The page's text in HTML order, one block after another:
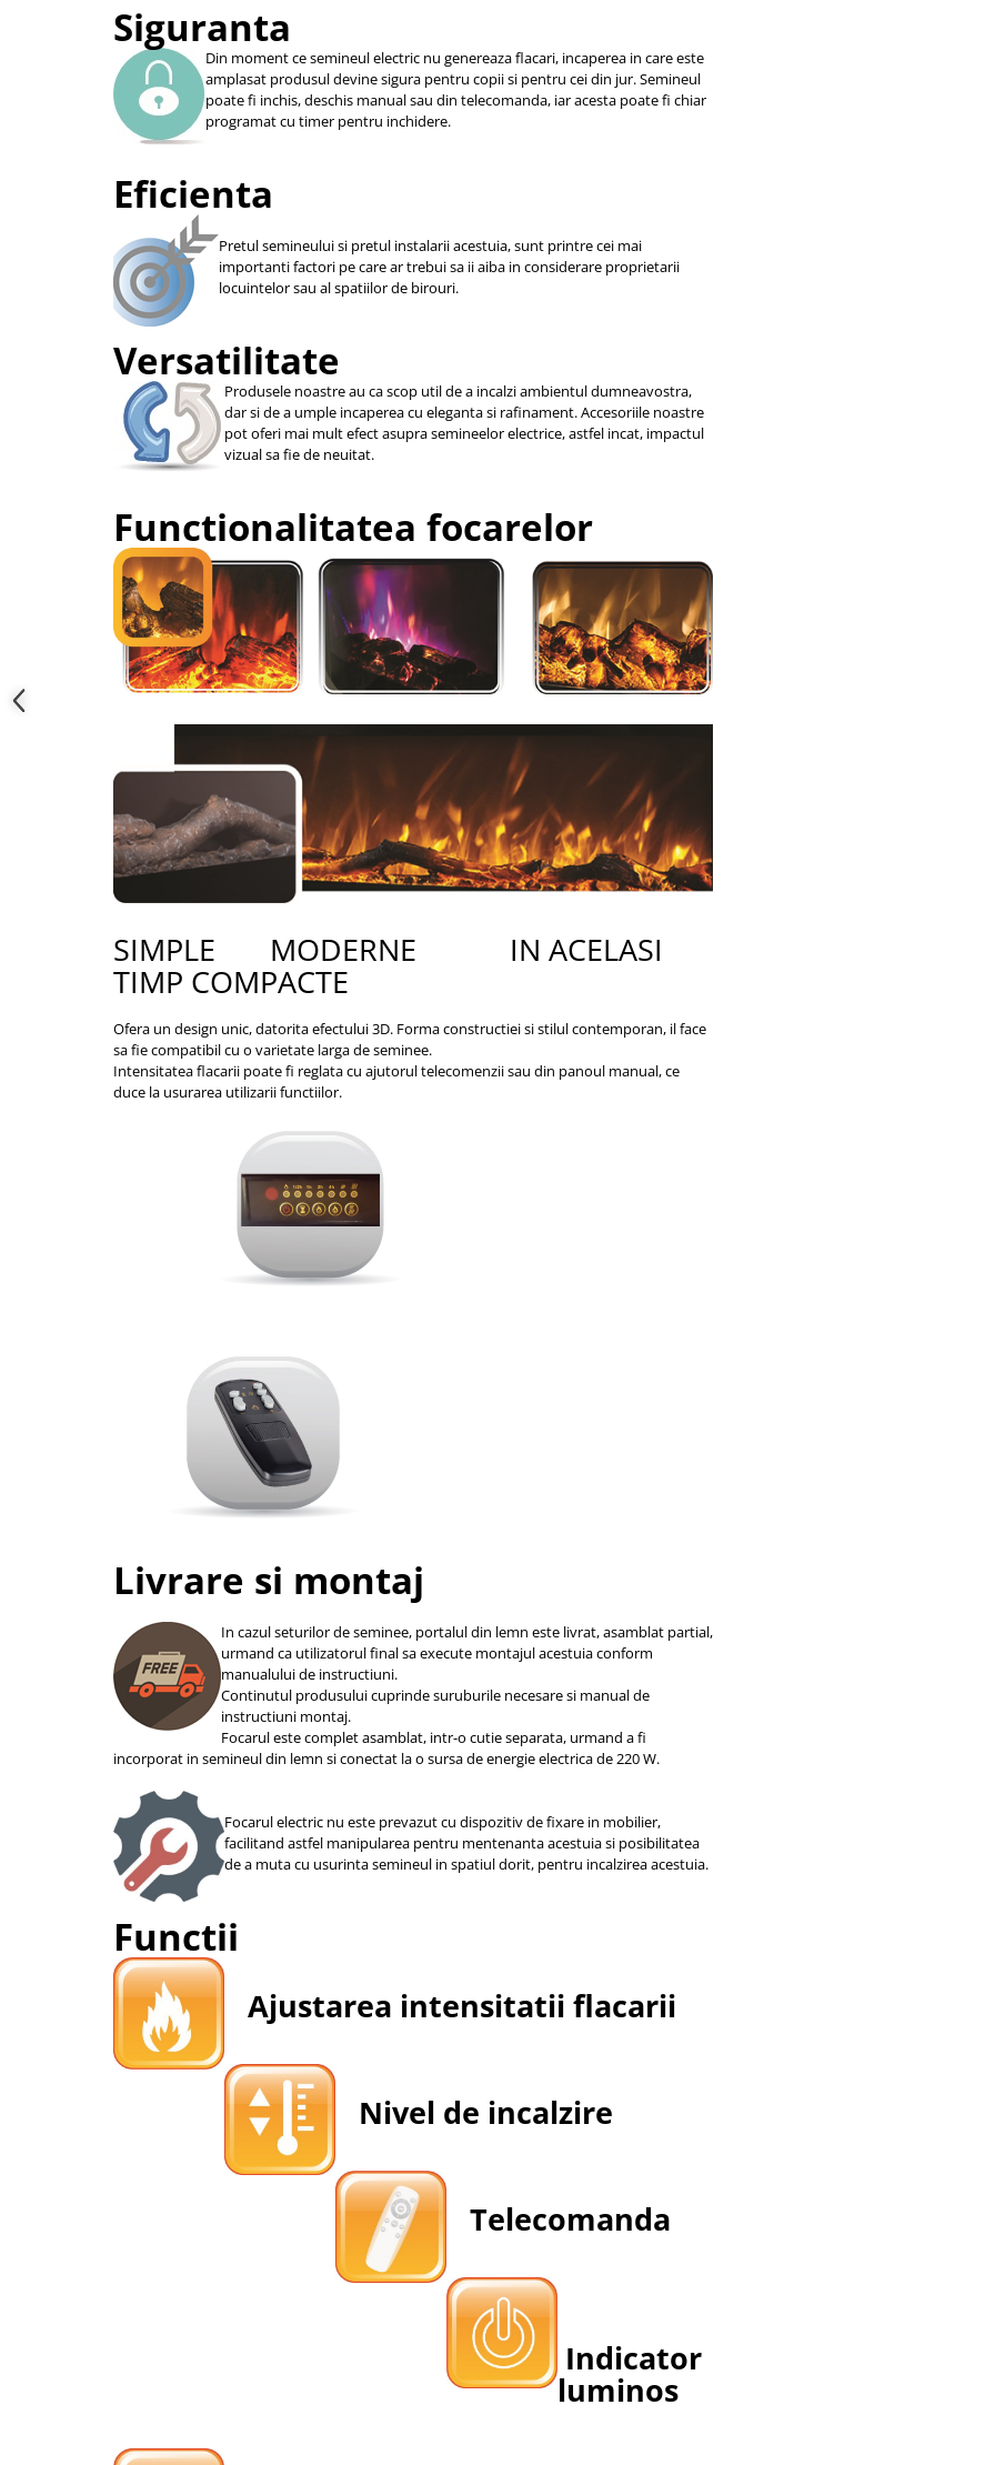
Siguranta
Din moment ce semineul electric nu genereaza flacari, incaperea in care este
amplasat produsul devine sigura pentru copii si pentru cei din jur. Semineul
poate fi inchis, deschis manual sau din telecomanda, iar acesta poate fi chiar
programat cu timer pentru inchidere.
Eficienta
Pretul semineului si pretul instalarii acestuia, sunt printre cei mai
importanti factori pe care ar trebui sa ii aiba in considerare proprietarii
locuintelor sau al spatiilor de birouri.
Versatilitate
Produsele noastre au ca scop util de a incalzi ambientul dumneavostra,
dar si de a umple incaperea cu eleganta si rafinament. Accesoriile noastre
pot oferi mai mult efect asupra semineelor electrice, astfel incat, impactul
vizual sa fie de neuitat.
Functionalitatea focarelor
SIMPLE MODERNE IN ACELASI
TIMP COMPACTE
Ofera un design unic, datorita efectului 3D. Forma constructiei si stilul contemporan, il face
sa fie compatibil cu o varietate larga de seminee.
Intensitatea flacarii poate fi reglata cu ajutorul telecomenzii sau din panoul manual, ce
duce la usurarea utilizarii functiilor.
Livrare si montaj
In cazul seturilor de seminee, portalul din lemn este livrat, asamblat partial,
urmand ca utilizatorul final sa execute montajul acestuia conform
manualului de instructiuni.
Continutul produsului cuprinde suruburile necesare si manual de
instructiuni montaj.
Focarul este complet asamblat, intr-o cutie separata, urmand a fi
incorporat in semineul din lemn si conectat la o sursa de energie electrica de 220 W.
Focarul electric nu este prevazut cu dispozitiv de fixare in mobilier,
facilitand astfel manipularea pentru mentenanta acestuia si posibilitatea
de a muta cu usurinta semineul in spatiul dorit, pentru incalzirea acestuia.
Functii
Ajustarea intensitatii flacarii
Nivel de incalzire
Telecomanda
Indicator
luminos